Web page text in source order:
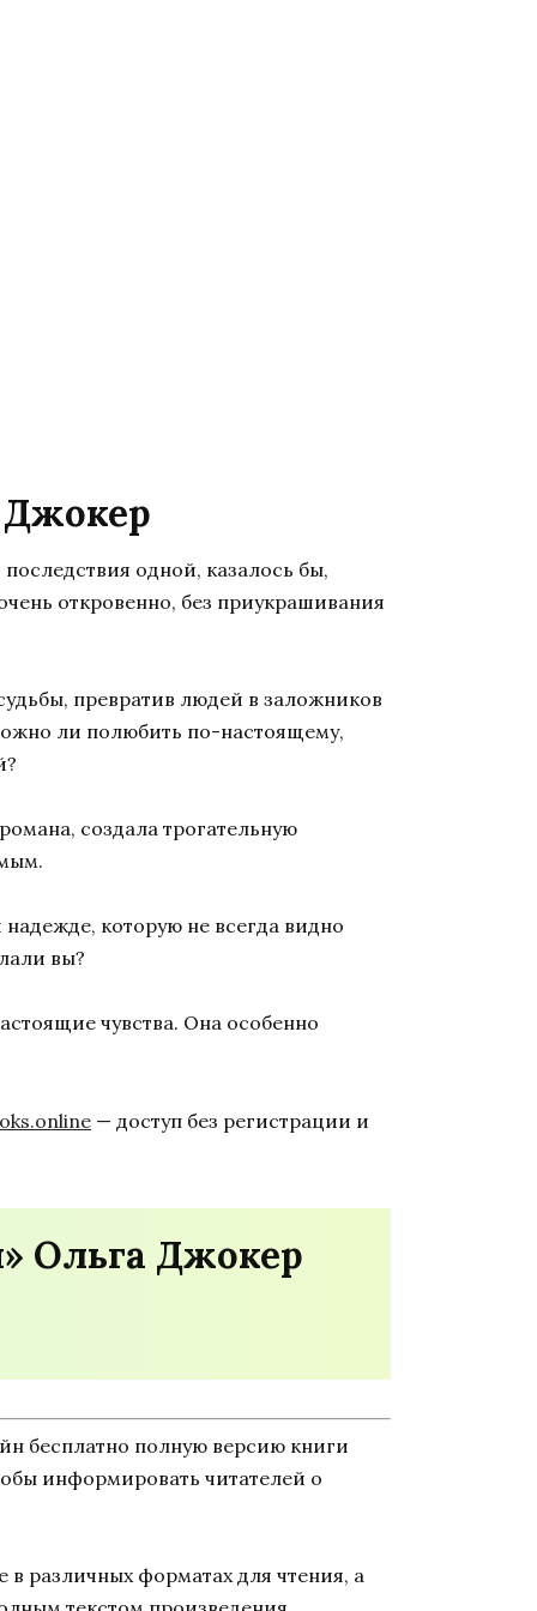
Джокер
одной, казалось бы,
откровенно, без приукрашивания
превратив людей в заложников
ли полюбить по-настоящему,
создала трогательную
которую не всегда видно
вы?
чувства. Она особенно
— доступ без регистрации и
Ольга Джокер
бесплатно полную версию книги
информировать читателей о
различных форматах для чтения, а